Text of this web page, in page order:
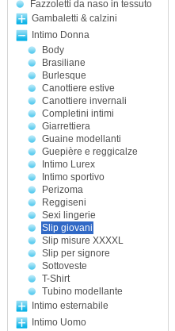
Fazzoletti da naso in tessuto
Gambaletti & calzini
Intimo Donna
Body
Brasiliane
Burlesque
Canottiere estive
Canottiere invernali
Completini intimi
Giarrettiera
Guaine modellanti
Guepière e reggicalze
Intimo Lurex
Intimo sportivo
Perizoma
Reggiseni
Sexi lingerie
Slip giovani
Slip misure XXXXL
Slip per signore
Sottoveste
T-Shirt
Tubino modellante
Intimo esternabile
Intimo Uomo